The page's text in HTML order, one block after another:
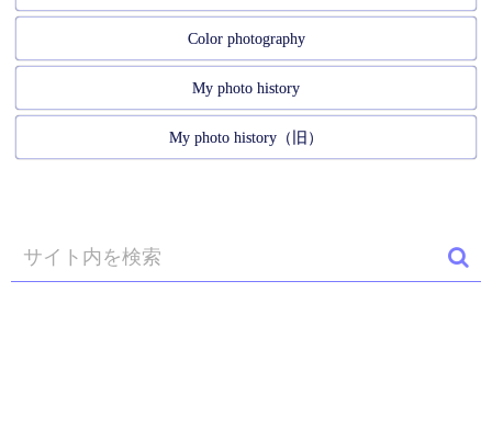
Color photography
My photo history
My photo history（旧）